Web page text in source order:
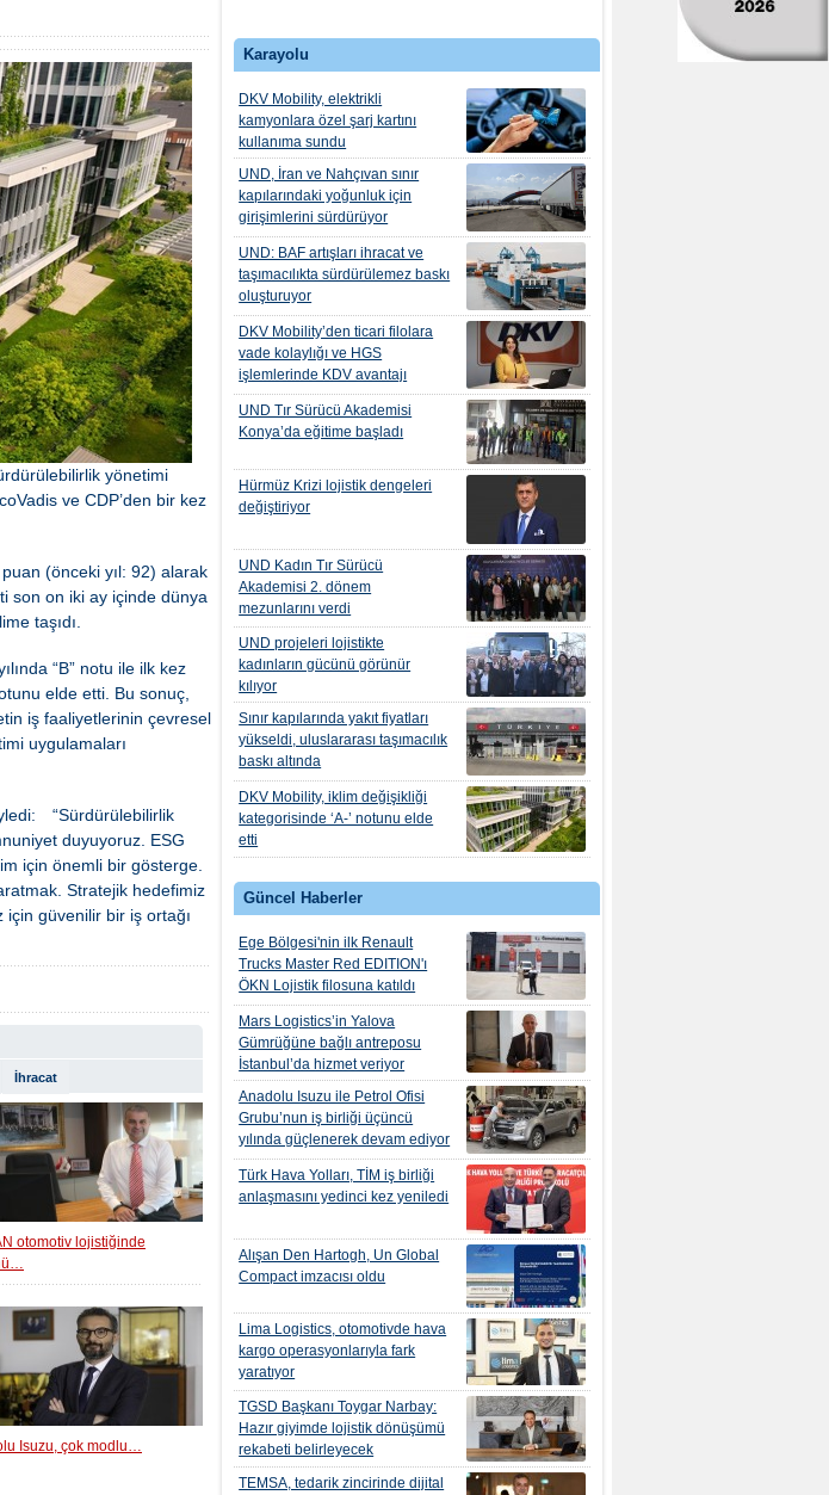
Karayolu
DKV Mobility, elektrikli
kamyonlara özel şarj kartını
kullanıma sundu
UND, İran ve Nahçıvan sınır
kapılarındaki yoğunluk için
girişimlerini sürdürüyor
UND: BAF artışları ihracat ve
taşımacılıkta sürdürülemez baskı
oluşturuyor
DKV Mobility’den ticari filolara
vade kolaylığı ve HGS
işlemlerinde KDV avantajı
UND Tır Sürücü Akademisi
Konya’da eğitime başladı
Hürmüz Krizi lojistik dengeleri
değiştiriyor
UND Kadın Tır Sürücü
Akademisi 2. dönem
mezunlarını verdi
UND projeleri lojistikte
kadınların gücünü görünür
kılıyor
Sınır kapılarında yakıt fiyatları
yükseldi, uluslararası taşımacılık
baskı altında
DKV Mobility, iklim değişikliği
kategorisinde ‘A-’ notunu elde
etti
Güncel Haberler
Ege Bölgesi'nin ilk Renault
Trucks Master Red EDITION'ı
ÖKN Lojistik filosuna katıldı
Mars Logistics’in Yalova
Gümrüğüne bağlı antreposu
İstanbul’da hizmet veriyor
Anadolu Isuzu ile Petrol Ofisi
Grubu’nun iş birliği üçüncü
yılında güçlenerek devam ediyor
Türk Hava Yolları, TİM iş birliği
anlaşmasını yedinci kez yeniledi
Alışan Den Hartogh, Un Global
Compact imzacısı oldu
Lima Logistics, otomotivde hava
kargo operasyonlarıyla fark
yaratıyor
TGSD Başkanı Toygar Narbay:
Hazır giyimde lojistik dönüşümü
rekabeti belirleyecek
TEMSA, tedarik zincirinde dijital
yönetimi
ve CDP’den bir kez
(önceki yıl: 92) alarak
son on iki ay içinde dünya
taşıdı.
“B” notu ile ilk kez
elde etti. Bu sonuç,
iş faaliyetlerinin çevresel
uygulamaları
“Sürdürülebilirlik
duyuyoruz. ESG
için önemli bir gösterge.
Stratejik hedefimiz
güvenilir bir iş ortağı
İhracat
otomotiv lojistiğinde
Isuzu, çok modlu…